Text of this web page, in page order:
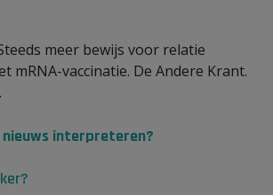
meer bewijs voor relatie
mRNA-vaccinatie. De Andere Krant.
interpreteren?